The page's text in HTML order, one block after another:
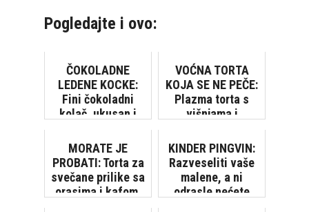
Pogledajte i ovo:
ČOKOLADNE
LEDENE KOCKE:
Fini čokoladni
kolač, ukusan i
VOĆNA TORTA
KOJA SE NE PEČE:
Plazma torta s
višnjama i
MORATE JE
PROBATI: Torta za
svečane prilike sa
orasima i kafom,
KINDER PINGVIN:
Razveseliti vaše
malene, a ni
odrasle nećete